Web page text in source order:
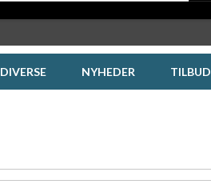
DIVERSE NYHEDER TILBUD